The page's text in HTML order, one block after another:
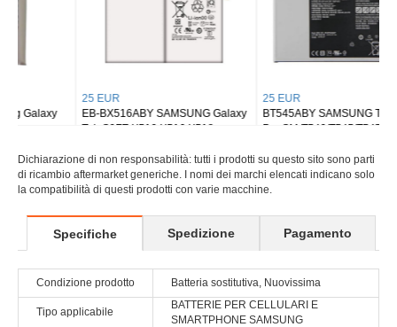
EB-BX516ABY SAMSUNG Galaxy
Tab S9FE X510 X516 X518
BT545ABY SAMSUNG Tab Active
Pro SM-T540/T545/T547
Dichiarazione di non responsabilità: tutti i prodotti su questo sito sono parti
di ricambio aftermarket generiche. I nomi dei marchi elencati indicano solo
la compatibilità di questi prodotti con varie macchine.
Specifiche Spedizione Pagamento
Condizione prodotto Batteria sostitutiva, Nuovissima
Tipo applicabile
BATTERIE PER CELLULARI E
SMARTPHONE SAMSUNG